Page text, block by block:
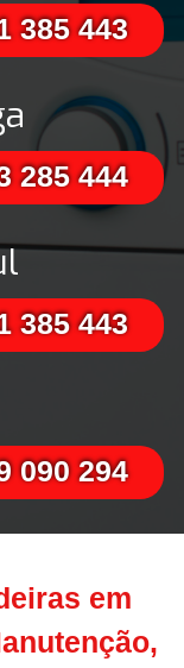
385 443
285 444
385 443
090 294
em